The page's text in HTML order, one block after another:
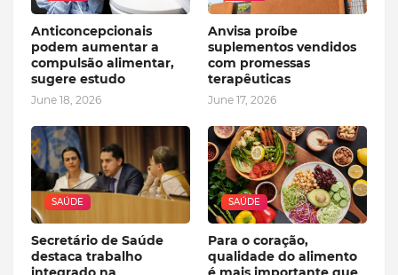
Anticoncepcionais
podem aumentar a
compulsão alimentar,
sugere estudo
June 18, 2026
Anvisa proíbe
suplementos vendidos
com promessas
terapêuticas
June 17, 2026
SAÚDE
Secretário de Saúde
destaca trabalho
SAÚDE
Para o coração,
qualidade do alimento